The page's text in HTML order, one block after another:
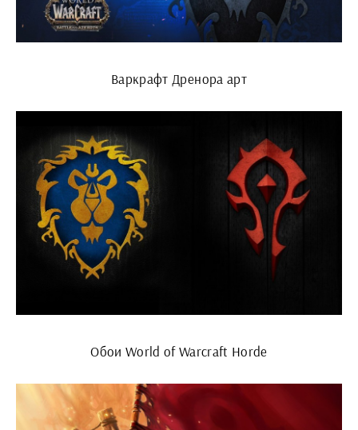
Варкрафт Дренора арт
Обои World of Warcraft Horde